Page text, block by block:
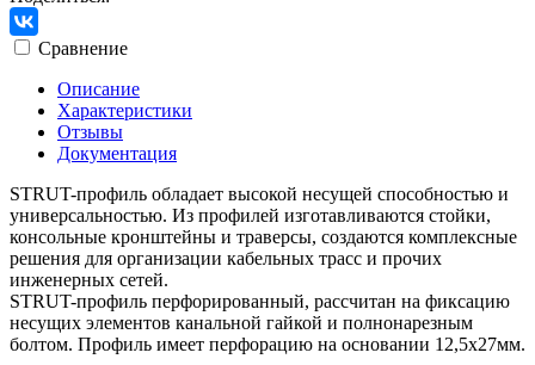
Сравнение
Описание
Характеристики
Отзывы
Документация
STRUT-профиль обладает высокой несущей способностью и
универсальностью. Из профилей изготавливаются стойки,
консольные кронштейны и траверсы, создаются комплексные
решения для организации кабельных трасс и прочих
инженерных сетей.
STRUT-профиль перфорированный, рассчитан на фиксацию
несущих элементов канальной гайкой и полнонарезным
болтом. Профиль имеет перфорацию на основании 12,5х27мм.